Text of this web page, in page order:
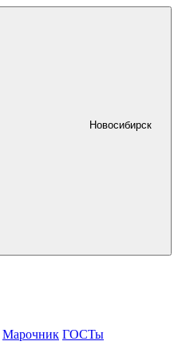
Новосибирск
Марочник ГОСТы